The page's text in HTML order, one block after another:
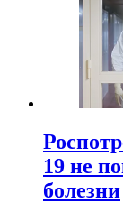
19 не
болезни